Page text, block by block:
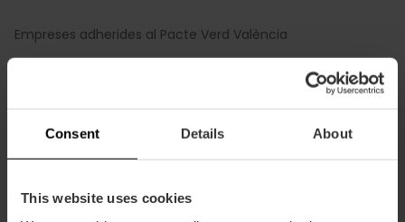
Consent Details About
This website uses cookies
Empreses adherides al Pacte Verd València